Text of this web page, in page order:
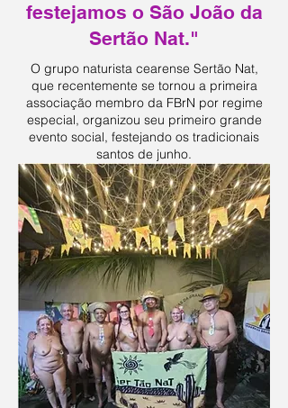
festejamos o São João da
Sertão Nat."
O grupo naturista cearense Sertão Nat,
que recentemente se tornou a primeira
associação membro da FBrN por regime
especial, organizou seu primeiro grande
evento social, festejando os tradicionais
santos de junho.